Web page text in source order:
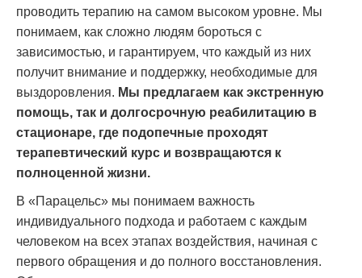
проводить терапию на самом высоком уровне. Мы
понимаем, как сложно людям бороться с
зависимостью, и гарантируем, что каждый из них
получит внимание и поддержку, необходимые для
выздоровления. Мы предлагаем как экстренную
помощь, так и долгосрочную реабилитацию в
стационаре, где подопечные проходят
терапевтический курс и возвращаются к
полноценной жизни.
В «Парацельс» мы понимаем важность
индивидуального подхода и работаем с каждым
человеком на всех этапах воздействия, начиная с
первого обращения и до полного восстановления.